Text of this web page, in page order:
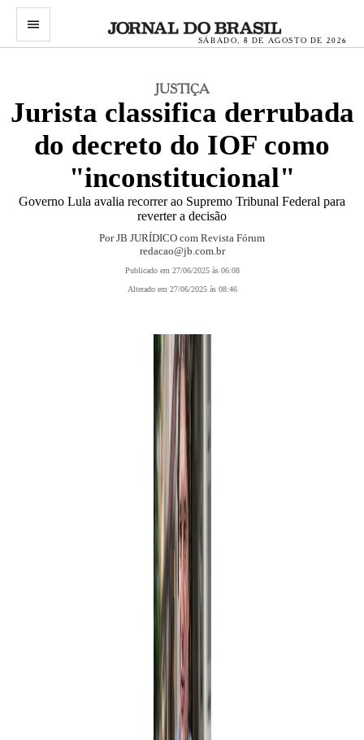
menu
SÁBADO, 8 DE AGOSTO DE 2026
JUSTIÇA
Jurista classifica derrubada
do decreto do IOF como
"inconstitucional"
Governo Lula avalia recorrer ao Supremo Tribunal Federal para
reverter a decisão
Por JB JURÍDICO com Revista Fórum
redacao@jb.com.br
Publicado em 27/06/2025 às 06:08
Alterado em 27/06/2025 às 08:46